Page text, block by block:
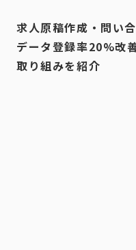
求人原稿作成・問い
データ登録率20%改
取り組みを紹介